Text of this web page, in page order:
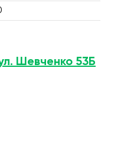
Шевченко 53Б